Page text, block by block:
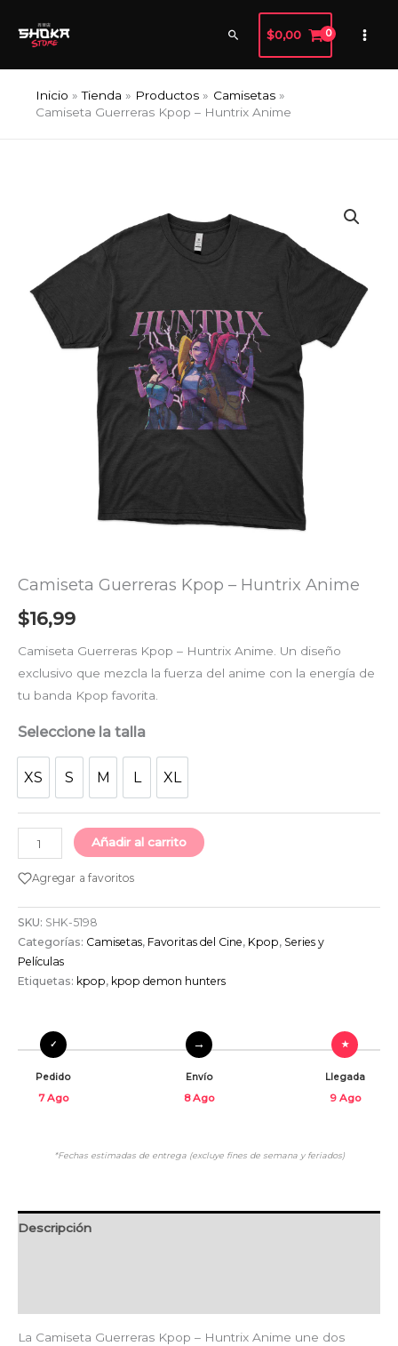
Buscar
$0,00
Inicio Tienda Productos
Camisetas
Camiseta Guerreras Kpop – Huntrix Anime
Camiseta Guerreras Kpop – Huntrix Anime
$16,99
Camiseta Guerreras Kpop – Huntrix Anime. Un diseño
exclusivo que mezcla la fuerza del anime con la energía de
tu banda Kpop favorita.
Seleccione la talla
XS S M L XL
Huntrix
Anime
cantidad
Añadir al carrito
Agregar a favoritos
SKU: SHK-5198
Categorías: Camisetas, Favoritas del Cine, Kpop, Series y
Películas
Etiquetas: kpop, kpop demon hunters
Pedido
7 Ago
Envío
8 Ago
Llegada
9 Ago
*Fechas estimadas de entrega (excluye fines de semana y feriados)
Descripción
La Camiseta Guerreras Kpop – Huntrix Anime une dos